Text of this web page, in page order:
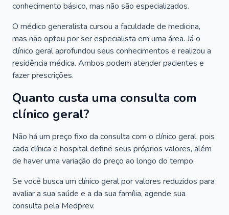
conhecimento básico, mas não são especializados.
O médico generalista cursou a faculdade de medicina,
mas não optou por ser especialista em uma área. Já o
clínico geral aprofundou seus conhecimentos e realizou a
residência médica. Ambos podem atender pacientes e
fazer prescrições.
Quanto custa uma consulta com
clínico geral?
Não há um preço fixo da consulta com o clínico geral, pois
cada clínica e hospital define seus próprios valores, além
de haver uma variação do preço ao longo do tempo.
Se você busca um clínico geral por valores reduzidos para
avaliar a sua saúde e a da sua família, agende sua
consulta pela Medprev.